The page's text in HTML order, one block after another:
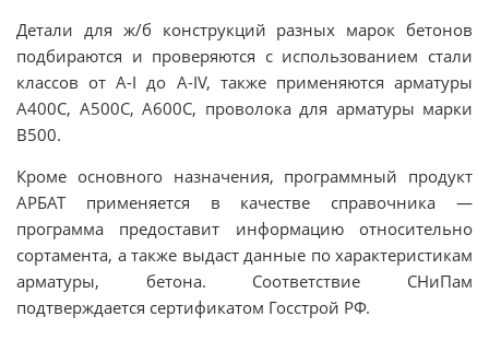
Детали для ж/б конструкций разных марок бетонов
подбираются и проверяются с использованием стали
классов от A-I до A-IV, также применяются арматуры
А400С, А500С, А600С, проволока для арматуры марки
B500.
Кроме основного назначения, программный продукт
АРБАТ применяется в качестве справочника —
программа предоставит информацию относительно
сортамента, а также выдаст данные по характеристикам
арматуры, бетона. Соответствие СНиПам
подтверждается сертификатом Госстрой РФ.